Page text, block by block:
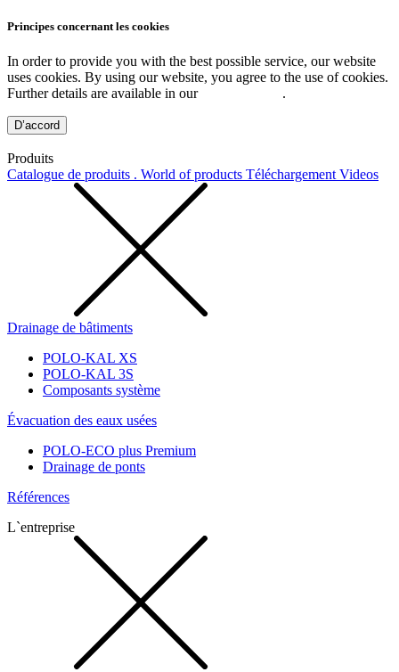
Principes concernant les cookies
In order to provide you with the best possible service, our website
uses cookies. By using our website, you agree to the use of cookies.
Further details are available in our
.
D’accord
Produits
Catalogue de produits . World of products Téléchargement Videos
Drainage de bâtiments
POLO-KAL XS
POLO-KAL 3S
Composants système
Évacuation des eaux usées
POLO-ECO plus Premium
Drainage de ponts
Références
L`entreprise